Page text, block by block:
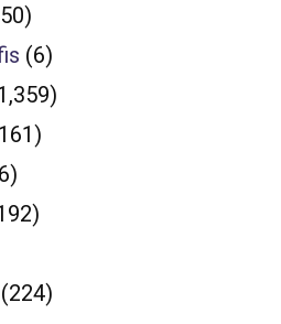
(6)
(224)